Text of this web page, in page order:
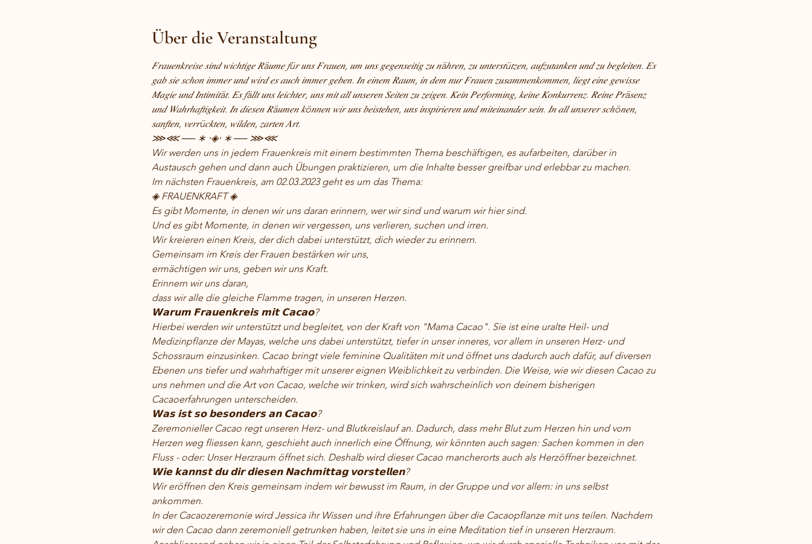
Über die Veranstaltung
𝐹𝑟𝑎𝑢𝑒𝑛𝑘𝑟𝑒𝑖𝑠𝑒 𝑠𝑖𝑛𝑑 𝑤𝑖𝑐ℎ𝑡𝑖𝑔𝑒 𝑅ä𝑢𝑚𝑒 𝑓ü𝑟 𝑢𝑛𝑠 𝐹𝑟𝑎𝑢𝑒𝑛, 𝑢𝑚 𝑢𝑛𝑠 𝑔𝑒𝑔𝑒𝑛𝑠𝑒𝑖𝑡𝑖𝑔 𝑧𝑢 𝑛äℎ𝑟𝑒𝑛, 𝑧𝑢 𝑢𝑛𝑡𝑒𝑟𝑠𝑡ü𝑡𝑧𝑒𝑛, 𝑎𝑢𝑓𝑧𝑢𝑡𝑎𝑛𝑘𝑒𝑛 𝑢𝑛𝑑 𝑧𝑢 𝑏𝑒𝑔𝑙𝑒𝑖𝑡𝑒𝑛. 𝐸𝑠
𝑔𝑎𝑏 𝑠𝑖𝑒 𝑠𝑐ℎ𝑜𝑛 𝑖𝑚𝑚𝑒𝑟 𝑢𝑛𝑑 𝑤𝑖𝑟𝑑 𝑒𝑠 𝑎𝑢𝑐ℎ 𝑖𝑚𝑚𝑒𝑟 𝑔𝑒𝑏𝑒𝑛. 𝐼𝑛 𝑒𝑖𝑛𝑒𝑚 𝑅𝑎𝑢𝑚, 𝑖𝑛 𝑑𝑒𝑚 𝑛𝑢𝑟 𝐹𝑟𝑎𝑢𝑒𝑛 𝑧𝑢𝑠𝑎𝑚𝑚𝑒𝑛𝑘𝑜𝑚𝑚𝑒𝑛, 𝑙𝑖𝑒𝑔𝑡 𝑒𝑖𝑛𝑒 𝑔𝑒𝑤𝑖𝑠𝑠𝑒
𝑀𝑎𝑔𝑖𝑒 𝑢𝑛𝑑 𝐼𝑛𝑡𝑖𝑚𝑖𝑡ä𝑡. 𝐸𝑠 𝑓ä𝑙𝑙𝑡 𝑢𝑛𝑠 𝑙𝑒𝑖𝑐ℎ𝑡𝑒𝑟, 𝑢𝑛𝑠 𝑚𝑖𝑡 𝑎𝑙𝑙 𝑢𝑛𝑠𝑒𝑟𝑒𝑛 𝑆𝑒𝑖𝑡𝑒𝑛 𝑧𝑢 𝑧𝑒𝑖𝑔𝑒𝑛. 𝐾𝑒𝑖𝑛 𝑃𝑒𝑟𝑓𝑜𝑟𝑚𝑖𝑛𝑔, 𝑘𝑒𝑖𝑛𝑒 𝐾𝑜𝑛𝑘𝑢𝑟𝑟𝑒𝑛𝑧. 𝑅𝑒𝑖𝑛𝑒 𝑃𝑟ä𝑠𝑒𝑛𝑧
𝑢𝑛𝑑 𝑊𝑎ℎ𝑟ℎ𝑎𝑓𝑡𝑖𝑔𝑘𝑒𝑖𝑡. 𝐼𝑛 𝑑𝑖𝑒𝑠𝑒𝑛 𝑅ä𝑢𝑚𝑒𝑛 𝑘ö𝑛𝑛𝑒𝑛 𝑤𝑖𝑟 𝑢𝑛𝑠 𝑏𝑒𝑖𝑠𝑡𝑒ℎ𝑒𝑛, 𝑢𝑛𝑠 𝑖𝑛𝑠𝑝𝑖𝑟𝑖𝑒𝑟𝑒𝑛 𝑢𝑛𝑑 𝑚𝑖𝑡𝑒𝑖𝑛𝑎𝑛𝑑𝑒𝑟 𝑠𝑒𝑖𝑛. 𝐼𝑛 𝑎𝑙𝑙 𝑢𝑛𝑠𝑒𝑟𝑒𝑟 𝑠𝑐ℎö𝑛𝑒𝑛,
𝑠𝑎𝑛𝑓𝑡𝑒𝑛, 𝑣𝑒𝑟𝑟ü𝑐𝑘𝑡𝑒𝑛, 𝑤𝑖𝑙𝑑𝑒𝑛, 𝑧𝑎𝑟𝑡𝑒𝑛 𝐴𝑟𝑡.
⋙⋘ ── ∗ ⋅◈⋅ ∗ ── ⋙​⋘
Wir werden uns in jedem Frauenkreis mit einem bestimmten Thema beschäftigen, es aufarbeiten, darüber in
Austausch gehen und dann auch Übungen praktizieren, um die Inhalte besser greifbar und erlebbar zu machen.
Im nächsten Frauenkreis, am 02.03.2023 geht es um das Thema:
◈ FRAUENKRAFT ◈
Es gibt Momente, in denen wir uns daran erinnern, wer wir sind und warum wir hier sind.
Und es gibt Momente, in denen wir vergessen, uns verlieren, suchen und irren.
Wir kreieren einen Kreis, der dich dabei unterstützt, dich wieder zu erinnern.
Gemeinsam im Kreis der Frauen bestärken wir uns,
ermächtigen wir uns, geben wir uns Kraft.
Erinnern wir uns daran,
dass wir alle die gleiche Flamme tragen, in unseren Herzen.
𝗪𝗮𝗿𝘂𝗺 𝗙𝗿𝗮𝘂𝗲𝗻𝗸𝗿𝗲𝗶𝘀 𝗺𝗶𝘁 𝗖𝗮𝗰𝗮𝗼?
Hierbei werden wir unterstützt und begleitet, von der Kraft von "Mama Cacao". Sie ist eine uralte Heil- und
Medizinpflanze der Mayas, welche uns dabei unterstützt, tiefer in unser inneres, vor allem in unseren Herz- und
Schossraum einzusinken. Cacao bringt viele feminine Qualitäten mit und öffnet uns dadurch auch dafür, auf diversen
Ebenen uns tiefer und wahrhaftiger mit unserer eignen Weiblichkeit zu verbinden. Die Weise, wie wir diesen Cacao zu
uns nehmen und die Art von Cacao, welche wir trinken, wird sich wahrscheinlich von deinem bisherigen
Cacaoerfahrungen unterscheiden.
𝗪𝗮𝘀 𝗶𝘀𝘁 𝘀𝗼 𝗯𝗲𝘀𝗼𝗻𝗱𝗲𝗿𝘀 𝗮𝗻 𝗖𝗮𝗰𝗮𝗼?
Zeremonieller Cacao regt unseren Herz- und Blutkreislauf an. Dadurch, dass mehr Blut zum Herzen hin und vom
Herzen weg fliessen kann, geschieht auch innerlich eine Öffnung, wir könnten auch sagen: Sachen kommen in den
Fluss - oder: Unser Herzraum öffnet sich. Deshalb wird dieser Cacao mancherorts auch als Herzöffner bezeichnet.
𝗪𝗶𝗲 𝗸𝗮𝗻𝗻𝘀𝘁 𝗱𝘂 𝗱𝗶𝗿 𝗱𝗶𝗲𝘀𝗲𝗻 𝗡𝗮𝗰𝗵𝗺𝗶𝘁𝘁𝗮𝗴 𝘃𝗼𝗿𝘀𝘁𝗲𝗹𝗹𝗲𝗻?
Wir eröffnen den Kreis gemeinsam indem wir bewusst im Raum, in der Gruppe und vor allem: in uns selbst
ankommen.
In der Cacaozeremonie wird Jessica ihr Wissen und ihre Erfahrungen über die Cacaopflanze mit uns teilen. Nachdem
wir den Cacao dann zeremoniell getrunken haben, leitet sie uns in eine Meditation tief in unseren Herzraum.